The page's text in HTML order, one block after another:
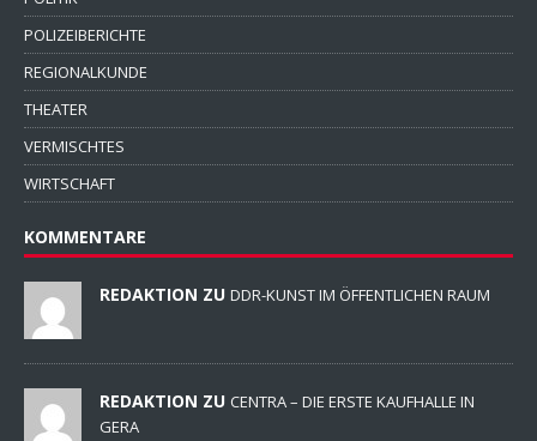
POLIZEIBERICHTE
REGIONALKUNDE
THEATER
VERMISCHTES
WIRTSCHAFT
KOMMENTARE
REDAKTION ZU DDR-KUNST IM ÖFFENTLICHEN RAUM
REDAKTION ZU CENTRA – DIE ERSTE KAUFHALLE IN
GERA